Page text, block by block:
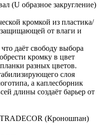
(U образное закругление)
кромкой из пластика/
от влаги и
даёт свободу выбора
кромку в цвет
разных цветов.
слоя
а каплесборник
длины создаёт барьер от
(Кроношпан)